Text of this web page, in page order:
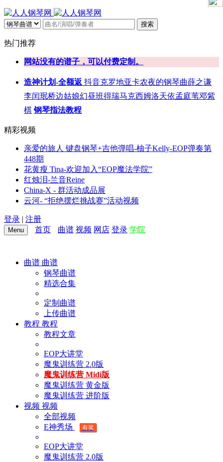
搜索
热门推荐
网站没有的谱子，可以付费定制。
造神计划-全额返 抖音克罗地亚卡农夜的钢琴曲薛之谦
李闰珉桥边姑娘幻昼班得瑞马克西姆洛天依孟庭苇邓紫
棋 钢琴指法教程
精彩视频
亲爱的旅人 键盘钢琴+吉他弹唱-柚子Kelly-EOP弹奏第
448期
花黄瘦 Tina-欢迎加入“EOP魔法学院”
红烛泪-兰音Reine
China-X - 群活动成品展
云河- “拒绝摆烂挑战赛”活动视频
登录 | 注册
Menu 首页 曲谱 视频 网店 登录 学院
曲谱 曲谱
钢琴曲谱
精选合集
定制曲谱
上传曲谱
教程 教程
教程文章
EOP大讲堂
魔鬼训练营 2.0版
魔鬼训练营 Midi版
魔鬼训练营 黄金版
魔鬼训练营 进阶版
视频 视频
全部视频
E神秀场
有奖
EOP大讲堂
魔鬼训练营 2.0版